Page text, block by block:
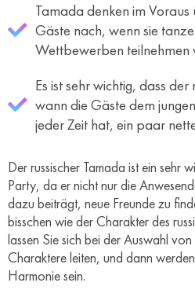
Tamada denken im
Gäste nach, wenn sie
Wettbewerben teilnehmen
Es ist sehr wichtig, dass
wann die Gäste dem
jeder Zeit hat, ein paar
Der russischer Tamada ist ein sehr
Party, da er nicht nur die
dazu beiträgt, neue Freunde zu
bisschen wie der Charakter des
lassen Sie sich bei der Auswahl
Charaktere leiten, und dann
Harmonie sein.